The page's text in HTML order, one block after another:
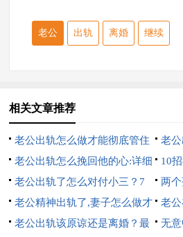
老公 出轨 离婚 继续
相关文章推荐
老公出轨怎么做才能彻底管住
他:7招硬控他
老
结:10
老公出轨怎么挽回他的心:详细
的7招
10
心理
老公出轨了怎么对付小三？7
个方法，详细方法
两
来？
老公精神出轨了,妻子怎么做才
是最好的？详细方法
老
6个
老公出轨该原谅还是离婚？最
无